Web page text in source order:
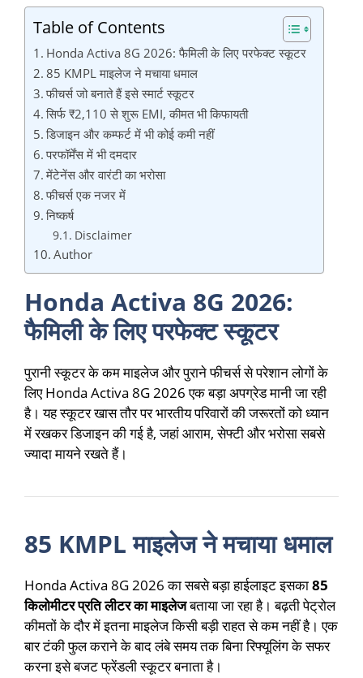
Table of Contents
Honda Activa 8G 2026: फैमिली के लिए परफेक्ट स्कूटर
85 KMPL माइलेज ने मचाया धमाल
फीचर्स जो बनाते हैं इसे स्मार्ट स्कूटर
सिर्फ ₹2,110 से शुरू EMI, कीमत भी किफायती
डिजाइन और कम्फर्ट में भी कोई कमी नहीं
परफॉर्मेंस में भी दमदार
मेंटेनेंस और वारंटी का भरोसा
फीचर्स एक नजर में
निष्कर्ष
Disclaimer
Author
Honda Activa 8G 2026:
फैमिली के लिए परफेक्ट स्कूटर
पुरानी स्कूटर के कम माइलेज और पुराने फीचर्स से परेशान लोगों के
लिए Honda Activa 8G 2026 एक बड़ा अपग्रेड मानी जा रही
है। यह स्कूटर खास तौर पर भारतीय परिवारों की जरूरतों को ध्यान
में रखकर डिजाइन की गई है, जहां आराम, सेफ्टी और भरोसा सबसे
ज्यादा मायने रखते हैं।
85 KMPL माइलेज ने मचाया धमाल
Honda Activa 8G 2026 का सबसे बड़ा हाईलाइट इसका85
किलोमीटर प्रति लीटर का माइलेजबताया जा रहा है। बढ़ती पेट्रोल
कीमतों के दौर में इतना माइलेज किसी बड़ी राहत से कम नहीं है। एक
बार टंकी फुल कराने के बाद लंबे समय तक बिना रिफ्यूलिंग के सफर
करना इसे बजट फ्रेंडली स्कूटर बनाता है।